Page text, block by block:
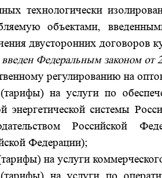
технологически
объектами,
двусторонних договоров
введен Федеральным законом
регулированию на
на услуги по
энергетической системы
Российской
Федерации);
на услуги